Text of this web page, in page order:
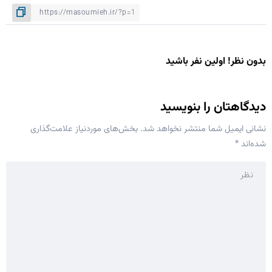
بدون نظر! اولین نفر باشید
دیدگاهتان را بنویسید
نشانی ایمیل شما منتشر نخواهد شد. بخش‌های موردنیاز علامت‌گذاری
شده‌اند*